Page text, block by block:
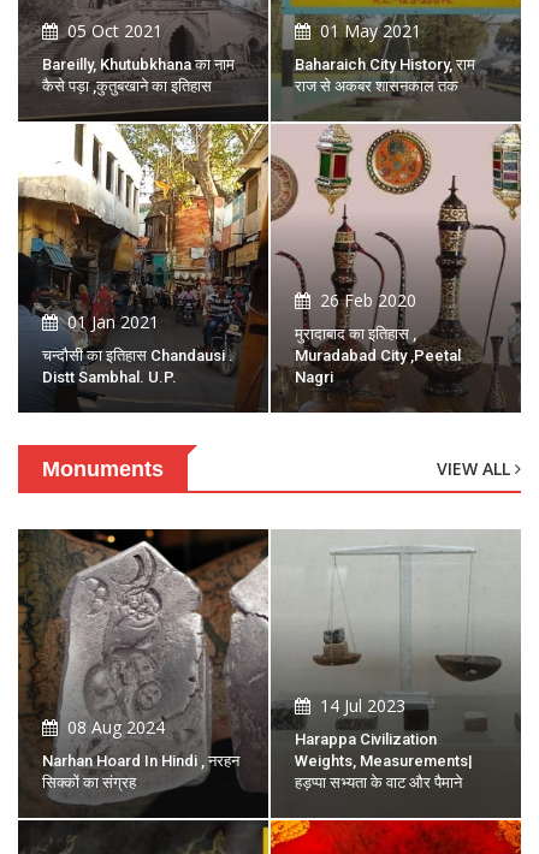
05 Oct 2021
Bareilly, Khutubkhana का नाम
कैसे पड़ा ,कुतुबखाने का इतिहास
01 May 2021
Baharaich City History, राम
राज से अकबर शासनकाल तक
01 Jan 2021
चन्दौसी का इतिहास Chandausi .
Distt Sambhal. U.P.
26 Feb 2020
मुरादाबाद का इतिहास ,
Muradabad City ,peetal
Nagri
Monuments VIEW ALL
08 Aug 2024
Narhan Hoard In Hindi , नरहन
सिक्कों का संग्रह
14 Jul 2023
Harappa Civilization
Weights, Measurements|
हड़प्पा सभ्यता के वाट और पैमाने